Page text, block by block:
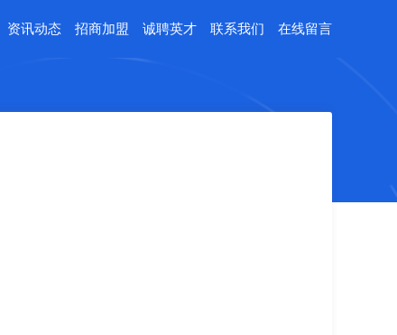
资讯动态 招商加盟 诚聘英才 联系我们 在线留言